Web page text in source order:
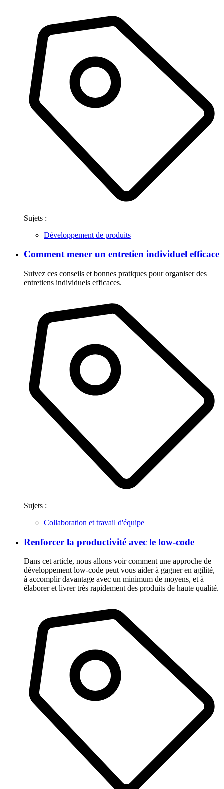
Sujets :
Développement de produits
Comment mener un entretien individuel efficace
Suivez ces conseils et bonnes pratiques pour organiser des
entretiens individuels efficaces.
Sujets :
Collaboration et travail d'équipe
Renforcer la productivité avec le low-code
Dans cet article, nous allons voir comment une approche de
développement low-code peut vous aider à gagner en agilité,
à accomplir davantage avec un minimum de moyens, et à
élaborer et livrer très rapidement des produits de haute qualité.